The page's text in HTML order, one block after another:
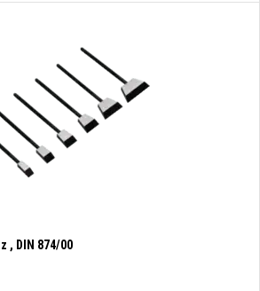
, DIN 874/00